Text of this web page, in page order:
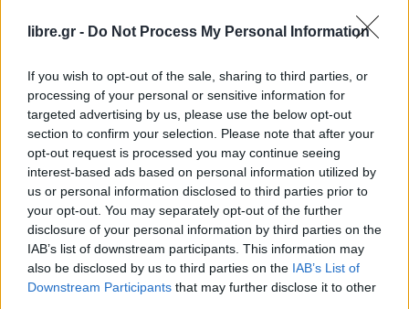
libre.gr - Do Not Process My Personal Information
If you wish to opt-out of the sale, sharing to third parties, or
processing of your personal or sensitive information for
targeted advertising by us, please use the below opt-out
section to confirm your selection. Please note that after your
opt-out request is processed you may continue seeing
interest-based ads based on personal information utilized by
us or personal information disclosed to third parties prior to
your opt-out. You may separately opt-out of the further
disclosure of your personal information by third parties on the
IAB’s list of downstream participants. This information may
also be disclosed by us to third parties on the IAB’s List of
Downstream Participants that may further disclose it to other
HEADLINES ΠΟΛΙΤΙΚΉ
Μητσοτάκης: Η σταθερότητα είναι η
πρώτη αναγκαιότητα-Κάλεσμα σε
όσους έχουν